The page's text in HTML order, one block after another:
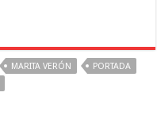
MARITA VERÓN
PORTADA